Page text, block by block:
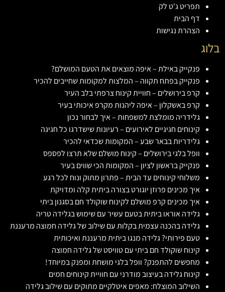
תפריט ג'ט לק
דף הבית
הצהרת נגישות
בלוג
פנקייק באילת – איפה מוצאים את הטעם המושלם?
פנקייק בפתח תקווה – המלצות למקומות שחייבים להכיר
קרפ בירושלים – חוויית קינוח צרפתי בלב העיר
קרפ באשקלון – איפה ליהנות מקרפ איכותי בעיר
גלידריה מומלצת למשפחות – איך לבחור נכון
קינוחים חגיגיים לאירועים – רעיונות שישדרגו כל חגיגה
גלידריות בבאר שבע – המקומות שכדאי להכיר
וופל בלגי בירושלים – קינוח מושלם שלא תרצו לפספס
פנקייק בראשון לציון – המקומות הכי שווים בעיר
משלוחי קינוחים עד הבית – פתרון מתוק ונוח לכל רגע
איך מכינים פרוזן יוגורט בצורה ביתית קלה ומדויקת
איך מכינים קרפ מושלם לקינוח שוקולד חם בסגנון ביתי
גלידה אוראו ביתית בטעם עשיר עם שימוש בגלידה טריה
גלידה בהכנה עצמית בקלות עם שילוב של גלידה חמוצה מרעננת
טעם פירותי? גלידה מנגו ביתית מרעננת ואיכותית
קינוח שוקולד חם ביתי עם טוויסט של גלידה חמוצה
מחפשים להתפנק? וופל בלגי מושחת ומפנק במיוחד!
קינוח גלידה בעיצוב מודרני עם חוויית קינוחים חמים
השילוב המוצלח: מאפים איטלקיים מתוקים עם שילוב גלידה